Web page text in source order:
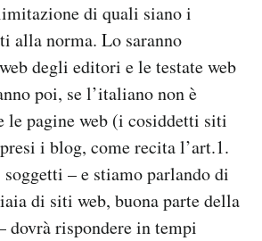
di quali siano i
alla norma. Lo saranno
degli editori e le testate web
poi, se l’italiano non è
le pagine web (i cosiddetti siti
i blog, come recita l’art.1.
– e stiamo parlando di
di siti web, buona parte della
dovrà rispondere in tempi